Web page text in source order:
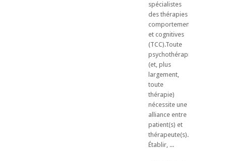
spécialistes
des thérapies
comportementales
et cognitives
(TCC).Toute
psychothérapie
(et, plus
largement,
toute
thérapie)
nécessite une
alliance entre
patient(s) et
thérapeute(s).
Établir, ...